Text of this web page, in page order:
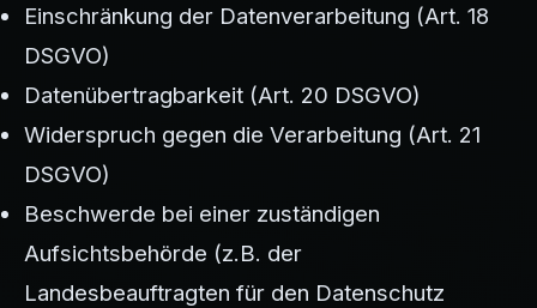
Einschränkung der Datenverarbeitung (Art. 18
DSGVO)
Datenübertragbarkeit (Art. 20 DSGVO)
Widerspruch gegen die Verarbeitung (Art. 21
DSGVO)
Beschwerde bei einer zuständigen
Aufsichtsbehörde (z.B. der
Landesbeauftragten für den Datenschutz